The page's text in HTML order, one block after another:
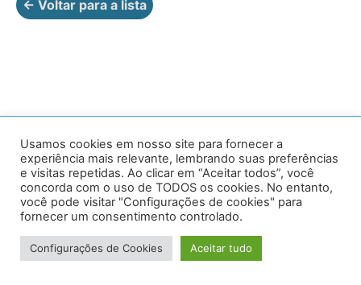
← Voltar para a lista
Av. Prof. Armando Alves da Silva, nº 1950 - Zacarias,
Caratinga - MG - 35302-403 / Tel: (33) 3329 8000
Desenvolvido por VersaTec
Usamos cookies em nosso site para fornecer a
experiência mais relevante, lembrando suas preferências
e visitas repetidas. Ao clicar em “Aceitar todos”, você
concorda com o uso de TODOS os cookies. No entanto,
você pode visitar "Configurações de cookies" para
fornecer um consentimento controlado.
Configurações de Cookies Aceitar tudo